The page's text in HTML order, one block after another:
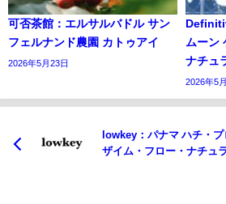
可否茶館：エルサルバドル サン
フェルナンド農園 カトゥアイ
2026年5月23日
ムーン
ナチュ
2026年5
lowkey：パナマ ハチ・
ザイム・フロー・ナチュ